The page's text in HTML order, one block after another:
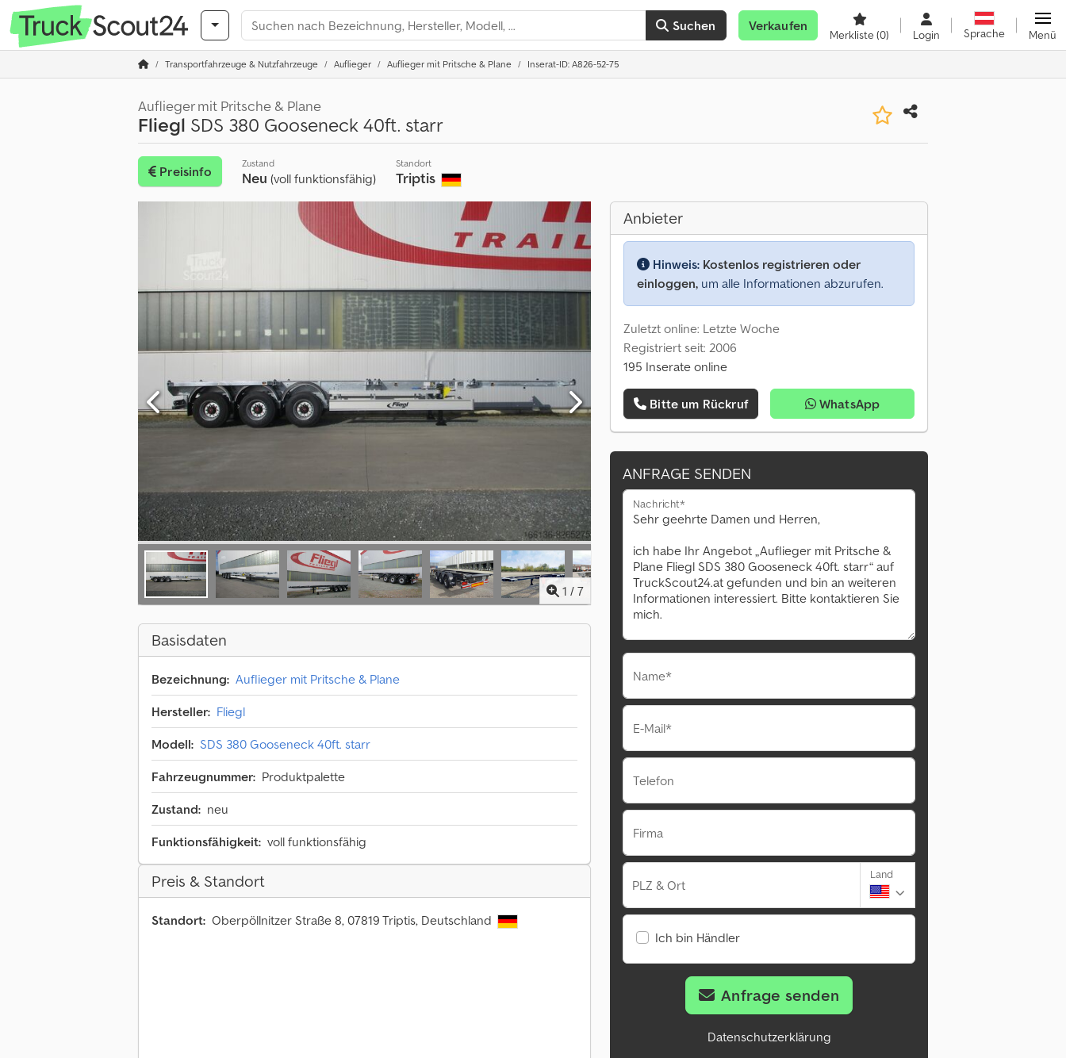
Suchen Verkaufen
Merkliste(0) Login Sprache Menü
Transportfahrzeuge & Nutzfahrzeuge Auflieger Auflieger mit Pritsche & Plane Inserat-ID: A826-52-75
Auflieger mit Pritsche & Plane
Fliegl SDS 380 Gooseneck 40ft. starr
Preisinfo
Zustand
Neu (voll funktionsfähig)
Standort
Triptis
1 / 7
Basisdaten
Bezeichnung: Auflieger mit Pritsche & Plane
Hersteller: Fliegl
Modell: SDS 380 Gooseneck 40ft. starr
Fahrzeugnummer: Produktpalette
Zustand: neu
Funktionsfähigkeit: voll funktionsfähig
Preis & Standort
Standort: Oberpöllnitzer Straße 8, 07819 Triptis, Deutschland
Anbieter
Hinweis: Kostenlos registrieren oder
einloggen, um alle Informationen abzurufen.
Zuletzt online: Letzte Woche
Registriert seit: 2006
195 Inserate online
Bitte um Rückruf WhatsApp
ANFRAGE SENDEN
Nachricht*
Name*
E-Mail*
Telefon
Firma
PLZ & Ort
Land
Ich bin Händler
Anfrage senden
Datenschutzerklärung